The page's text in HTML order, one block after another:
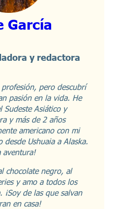
García
y redactora
pero descubrí
pasión en la vida. He
Sudeste Asiático y
y más de 2 años
americano con mi
desde Ushuaia a Alaska.
aventura!
chocolate negro, al
y amo a todos los
¡Soy de las que salvan
en casa!